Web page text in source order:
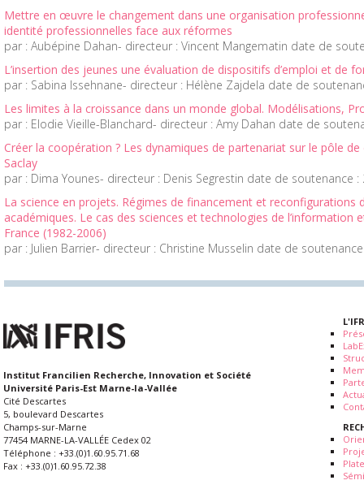
Mettre en œuvre le changement dans une organisation
identité professionnelles face aux réformes
par : Aubépine Dahan- directeur : Vincent Mangematin date de
L’insertion des jeunes une évaluation de dispositifs d’emploi et de
par : Sabina Issehnane- directeur : Hélène Zajdela date de
Les limites à la croissance dans un monde global. Modélisations,
par : Elodie Vieille-Blanchard- directeur : Amy Dahan date de
Créer la coopération ? Les dynamiques de partenariat sur le pôle
Saclay
par : Dima Younes- directeur : Denis Segrestin date de soutenance :
La science en projets. Régimes de financement et reconfigurations
académiques. Le cas des sciences et technologies de l’information
France (1982-2006)
par : Julien Barrier- directeur : Christine Musselin date de
Institut Francilien Recherche, Innovation et Société
Université Paris-Est Marne-la-Vallée
Cité Descartes
5, boulevard Descartes
Champs-sur-Marne
77454 MARNE-LA-VALLÉE Cedex 02
Téléphone : +33.(0)1.60.95.71.68
Fax : +33.(0)1.60.95.72.38